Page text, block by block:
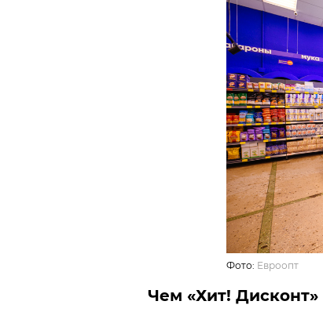
Фото: Евроопт
Чем «Хит! Дисконт»